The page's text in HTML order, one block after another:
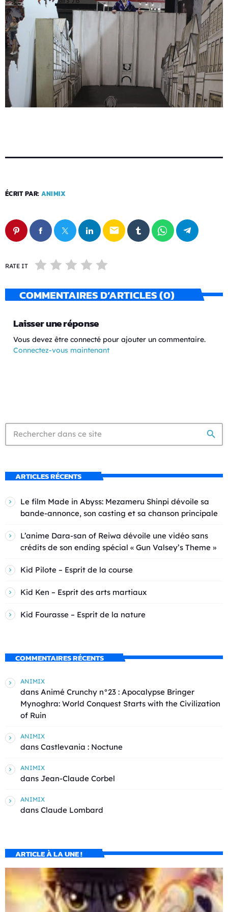
ÉCRIT PAR: ANIMIX
email
RATE IT
COMMENTAIRES D’ARTICLES (0)
Laisser une réponse
Vous devez être connecté pour ajouter un commentaire.
Connectez-vous maintenant
search
ARTICLES RÉCENTS
Le film Made in Abyss: Mezameru Shinpi dévoile sa
bande-annonce, son casting et sa chanson principale
L’anime Dara-san of Reiwa dévoile une vidéo sans
crédits de son ending spécial « Gun Valsey’s Theme »
Kid Pilote – Esprit de la course
Kid Ken – Esprit des arts martiaux
Kid Fourasse – Esprit de la nature
COMMENTAIRES RÉCENTS
ANIMIX
dans Animé Crunchy n°23 : Apocalypse Bringer
Mynoghra: World Conquest Starts with the Civilization
of Ruin
ANIMIX
dans Castlevania : Noctune
ANIMIX
dans Jean-Claude Corbel
ANIMIX
dans Claude Lombard
ARTICLE À LA UNE !